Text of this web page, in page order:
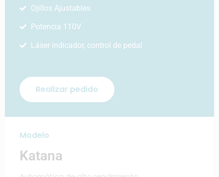
Ojillos Ajustables
Potencia 110V
Láser indicador, control de pedal
Realizar pedido
Modelo
Katana